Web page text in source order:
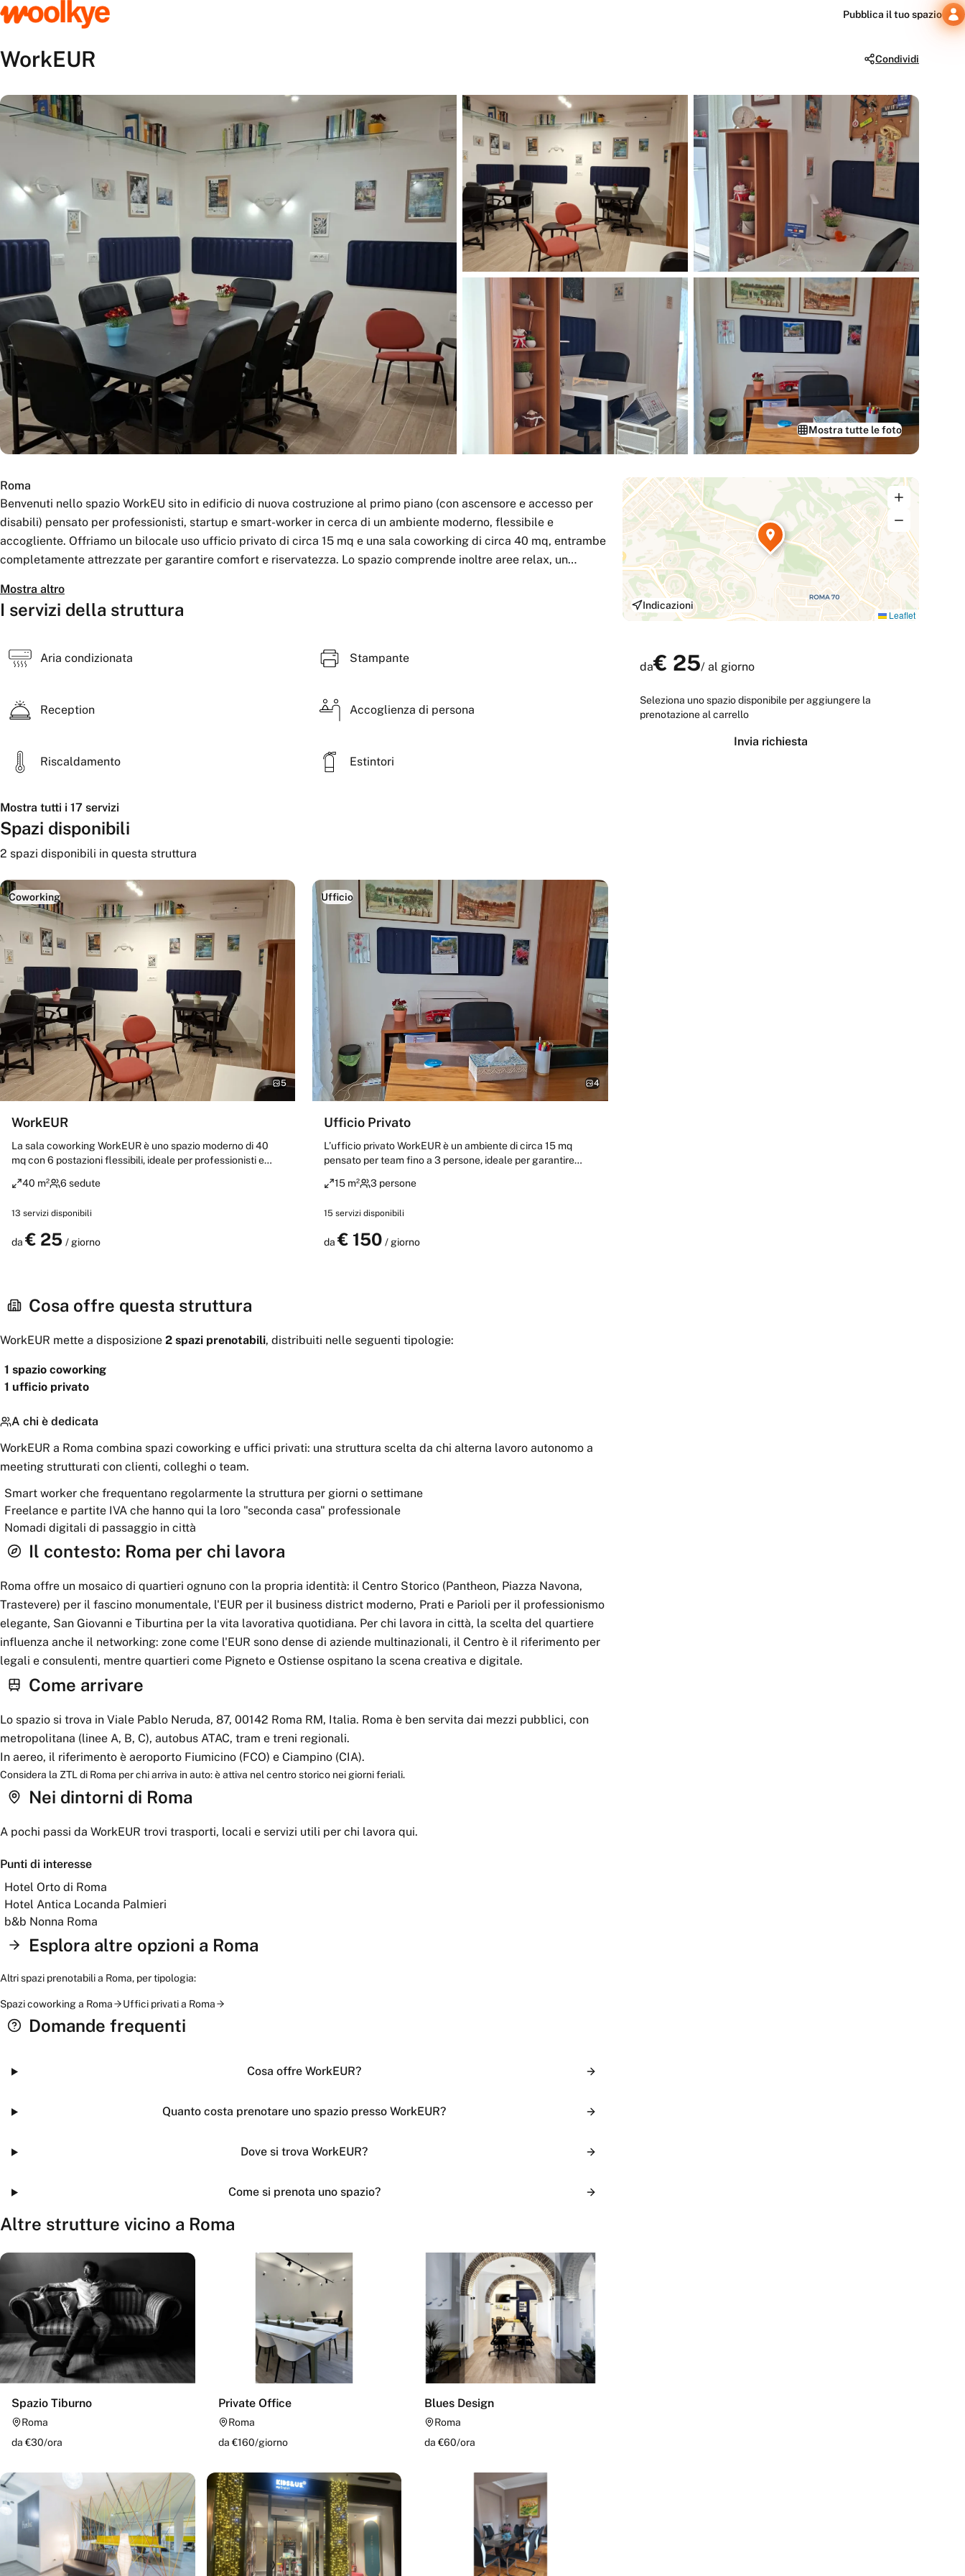
Pubblica il tuo spazio
WorkEUR Condividi
Mostra tutte le foto
Roma
Benvenuti nello spazio WorkEU sito in edificio di nuova costruzione al primo piano (con ascensore e accesso per
disabili) pensato per professionisti, startup e smart-worker in cerca di un ambiente moderno, flessibile e
accogliente. Offriamo un bilocale uso ufficio privato di circa 15 mq e una sala coworking di circa 40 mq, entrambe
completamente attrezzate per garantire comfort e riservatezza. Lo spazio comprende inoltre aree relax, un
connessione in fibra fino a 2,5 Gbps. L’insonorizzazione, l’aria condizionata, il riscaldamento e la luce naturale
contribuiscono a creare un contesto professionale e confortevole. Siamo pet friendly, ma non fumatori. Che tu
libero
Mostra altro
I servizi della struttura
Aria condizionata Stampante
Reception Accoglienza di persona
Riscaldamento Estintori
Mostra tutti i 17 servizi
Spazi disponibili
2 spazi disponibili in questa struttura
Coworking
5
WorkEUR
La sala coworking WorkEUR è uno spazio moderno di 40
mq con 6 postazioni flessibili, ideale per professionisti e
Insonorizzata e luminosa, con Wi-Fi fino a 2,5 Gbps, aria
cancelleria e accesso alle aree relax e all’angolo ristoro. Un
ambiente accogliente, pet friendly e curato nei dettagli,
pensato per lavorare con concentrazione e massima
40 m² 6 sedute
13 servizi disponibili
da € 25 / giorno
Ufficio
4
Ufficio Privato
L’ufficio privato WorkEUR è un ambiente di circa 15 mq
pensato per team fino a 3 persone, ideale per garantire
insonorizzato e luminoso, dispone di Wi-Fi fino a 2,5 Gbps,
lavagna, cancelleria, aree relax e angolo ristoro. Un luogo
moderno, confortevole e professionale, perfetto per
incontri, lavoro quotidiano e attività che richiedono massima
15 m² 3 persone
15 servizi disponibili
da€ 150 / giorno
Cosa offre questa struttura
WorkEUR mette a disposizione 2 spazi prenotabili, distribuiti nelle seguenti tipologie:
1 spazio coworking
1 ufficio privato
A chi è dedicata
WorkEUR a Roma combina spazi coworking e uffici privati: una struttura scelta da chi alterna lavoro autonomo a
meeting strutturati con clienti, colleghi o team.
Smart worker che frequentano regolarmente la struttura per giorni o settimane
Freelance e partite IVA che hanno qui la loro "seconda casa" professionale
Nomadi digitali di passaggio in città
Il contesto: Roma per chi lavora
Roma offre un mosaico di quartieri ognuno con la propria identità: il Centro Storico (Pantheon, Piazza Navona,
Trastevere) per il fascino monumentale, l'EUR per il business district moderno, Prati e Parioli per il professionismo
elegante, San Giovanni e Tiburtina per la vita lavorativa quotidiana. Per chi lavora in città, la scelta del quartiere
influenza anche il networking: zone come l'EUR sono dense di aziende multinazionali, il Centro è il riferimento per
legali e consulenti, mentre quartieri come Pigneto e Ostiense ospitano la scena creativa e digitale.
Come arrivare
Lo spazio si trova in Viale Pablo Neruda, 87, 00142 Roma RM, Italia. Roma è ben servita dai mezzi pubblici, con
metropolitana (linee A, B, C), autobus ATAC, tram e treni regionali.
In aereo, il riferimento è aeroporto Fiumicino (FCO) e Ciampino (CIA).
Considera la ZTL di Roma per chi arriva in auto: è attiva nel centro storico nei giorni feriali.
Nei dintorni di Roma
A pochi passi da WorkEUR trovi trasporti, locali e servizi utili per chi lavora qui.
Punti di interesse
Hotel Orto di Roma
Hotel Antica Locanda Palmieri
b&b Nonna Roma
Esplora altre opzioni a Roma
Altri spazi prenotabili a Roma, per tipologia:
Spazi coworkinga Roma Uffici privatia Roma
Domande frequenti
Cosa offre WorkEUR?
Quanto costa prenotare uno spazio presso WorkEUR?
Dove si trova WorkEUR?
Come si prenota uno spazio?
Altre strutture vicino a Roma
Spazio Tiburno
Roma
da €30/ora
Private Office
Roma
da €160/giorno
Blues Design
Roma
da €60/ora
Leaflet
Indicazioni
da€ 25/ al giorno
Seleziona uno spazio disponibile per aggiungere la
prenotazione al carrello
Invia richiesta